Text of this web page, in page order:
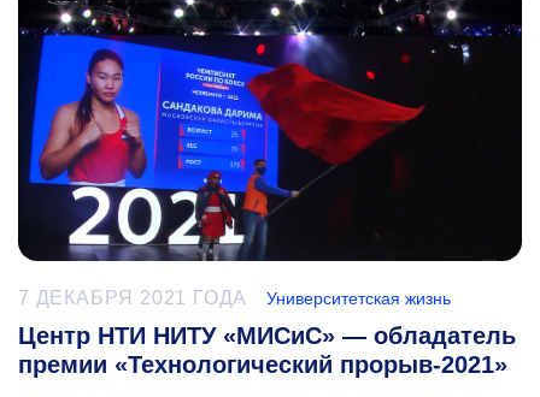
7 ДЕКАБРЯ 2021 ГОДА Университетская жизнь
Центр НТИ НИТУ «МИСиС» — обладатель
премии «Технологический прорыв-2021»